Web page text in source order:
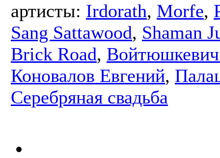
артисты: Irdorath, Morfe,
Sang Sattawood, Shaman
Brick Road,
Коновалов Евгений,
Серебряная свадьба